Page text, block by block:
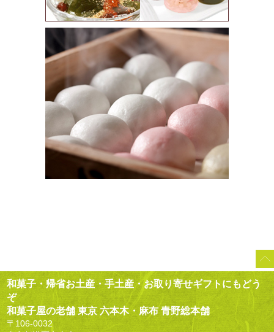
和菓子・帰省お土産・手土産・お取り寄せギフトにもどう
ぞ
和菓子屋の老舗 東京 六本木・麻布 青野総本舗
〒106-0032